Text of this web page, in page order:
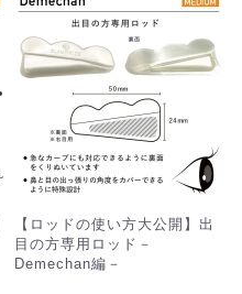
【ロッドの使い方大公開】出
目の方専用ロッド－
Demechan編－